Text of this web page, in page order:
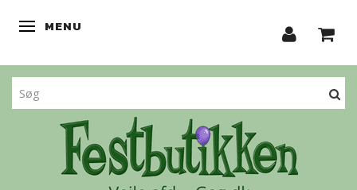
SKIFTE NAVIGATION
MENU